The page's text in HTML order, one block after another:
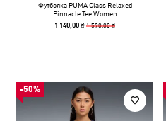
Футболка PUMA Class Relaxed
Pinnacle Tee Women
1 140,00 ₴1 590,00 ₴
-50%